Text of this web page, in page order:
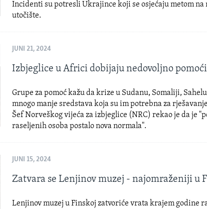
Incidenti su potresli Ukrajince koji se osjećaju metom
utočište.
JUNI 21, 2024
Izbjeglice u Africi dobijaju nedovoljno pomoći
Grupe za pomoć kažu da krize u Sudanu, Somaliji,
mnogo manje sredstava koja su im potrebna za
Šef Norveškog vijeća za izbjeglice (NRC) rekao je da je
raseljenih osoba postalo nova normala".
JUNI 15, 2024
Zatvara se Lenjinov muzej - najomraženiji u
Lenjinov muzej u Finskoj zatvoriće vrata krajem godine